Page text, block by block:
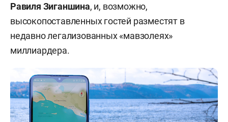
Равиля Зиганшина, и, возможно,
высокопоставленных гостей разместят в
недавно легализованных «мавзолеях»
миллиардера.